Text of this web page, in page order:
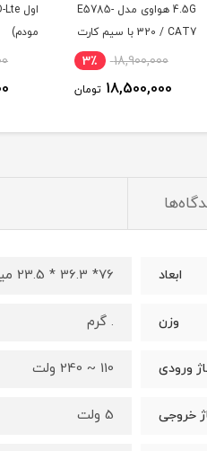
4.5G هواوی مدل E5785-
320 / CAT7 با سیم کارت
TD-LTE و اینترنت 50 18,900,000 3٪
18,500,000 تومان
مودم)
ابعاد 76* 36.3 * 23.5 میلی‌متر
وزن . گرم
ورودی 110 ~ 240 ولت
خروجی 5 ولت